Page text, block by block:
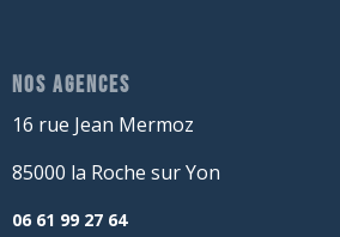
NOS AGENCES
16 rue Jean Mermoz
85000 la Roche sur Yon
06 61 99 27 64